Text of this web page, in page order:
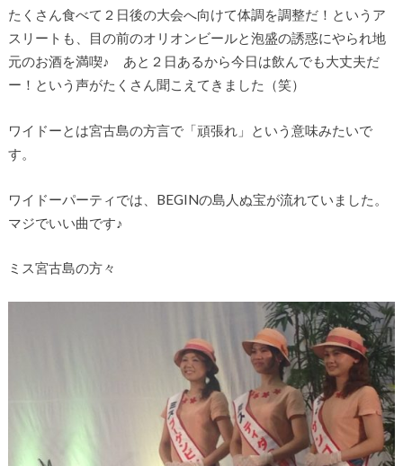
たくさん食べて２日後の大会へ向けて体調を調整だ！というア
スリートも、目の前のオリオンビールと泡盛の誘惑にやられ地
元のお酒を満喫♪ あと２日あるから今日は飲んでも大丈夫だ
ー！という声がたくさん聞こえてきました（笑）
ワイドーとは宮古島の方言で「頑張れ」という意味みたいで
す。
ワイドーパーティでは、BEGINの島人ぬ宝が流れていました。
マジでいい曲です♪
ミス宮古島の方々